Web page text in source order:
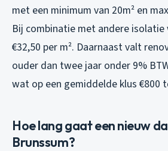
met een minimum van 20m² en
Bij combinatie met andere
€32,50 per m². Daarnaast valt
ouder dan twee jaar onder 9%
wat op een gemiddelde klus €800
Hoe lang gaat een nieuw
Brunssum?